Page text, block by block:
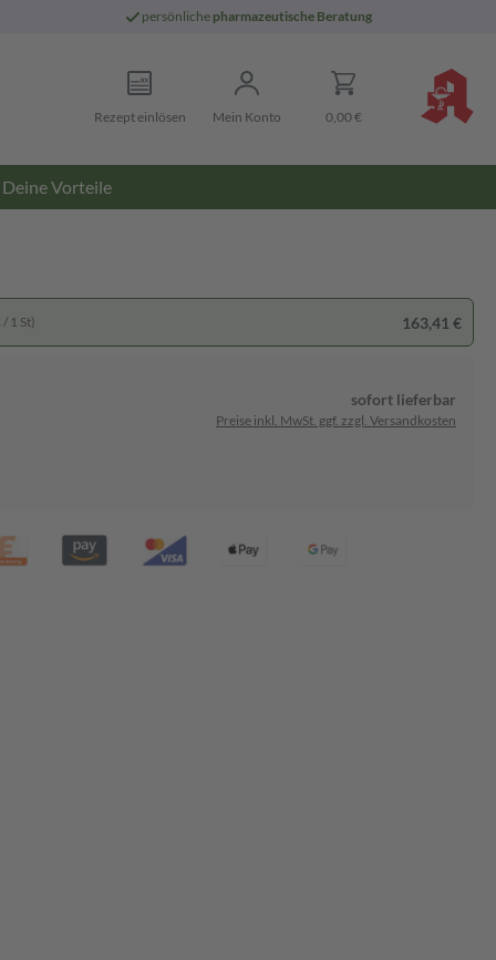
persönliche pharmazeutische Beratung
Rezept einlösen Mein Konto 0,00 €
Deine Vorteile
1 St) 163,41 €
sofort lieferbar
Preise inkl. MwSt. ggf. zzgl. Versandkosten